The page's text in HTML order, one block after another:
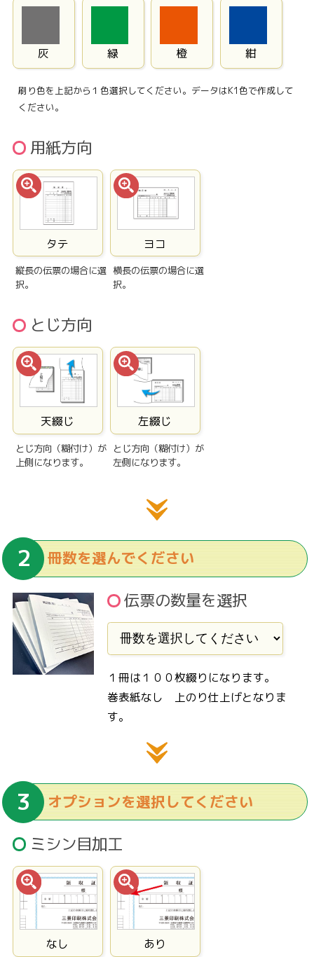
灰 緑 橙 紺
刷り色を上記から１色選択してください。データはK1色で作成して
ください。
用紙方向
タテ
縦長の伝票の場合に選
択。
ヨコ
横長の伝票の場合に選
択。
とじ方向
天綴じ
とじ方向（糊付け）が
上側になります。
左綴じ
とじ方向（糊付け）が
左側になります。
冊数を選んでください
伝票の数量を選択
１冊は１００枚綴りになります。
巻表紙なし 上のり仕上げとなりま
す。
オプションを選択してください
ミシン目加工
なし あり